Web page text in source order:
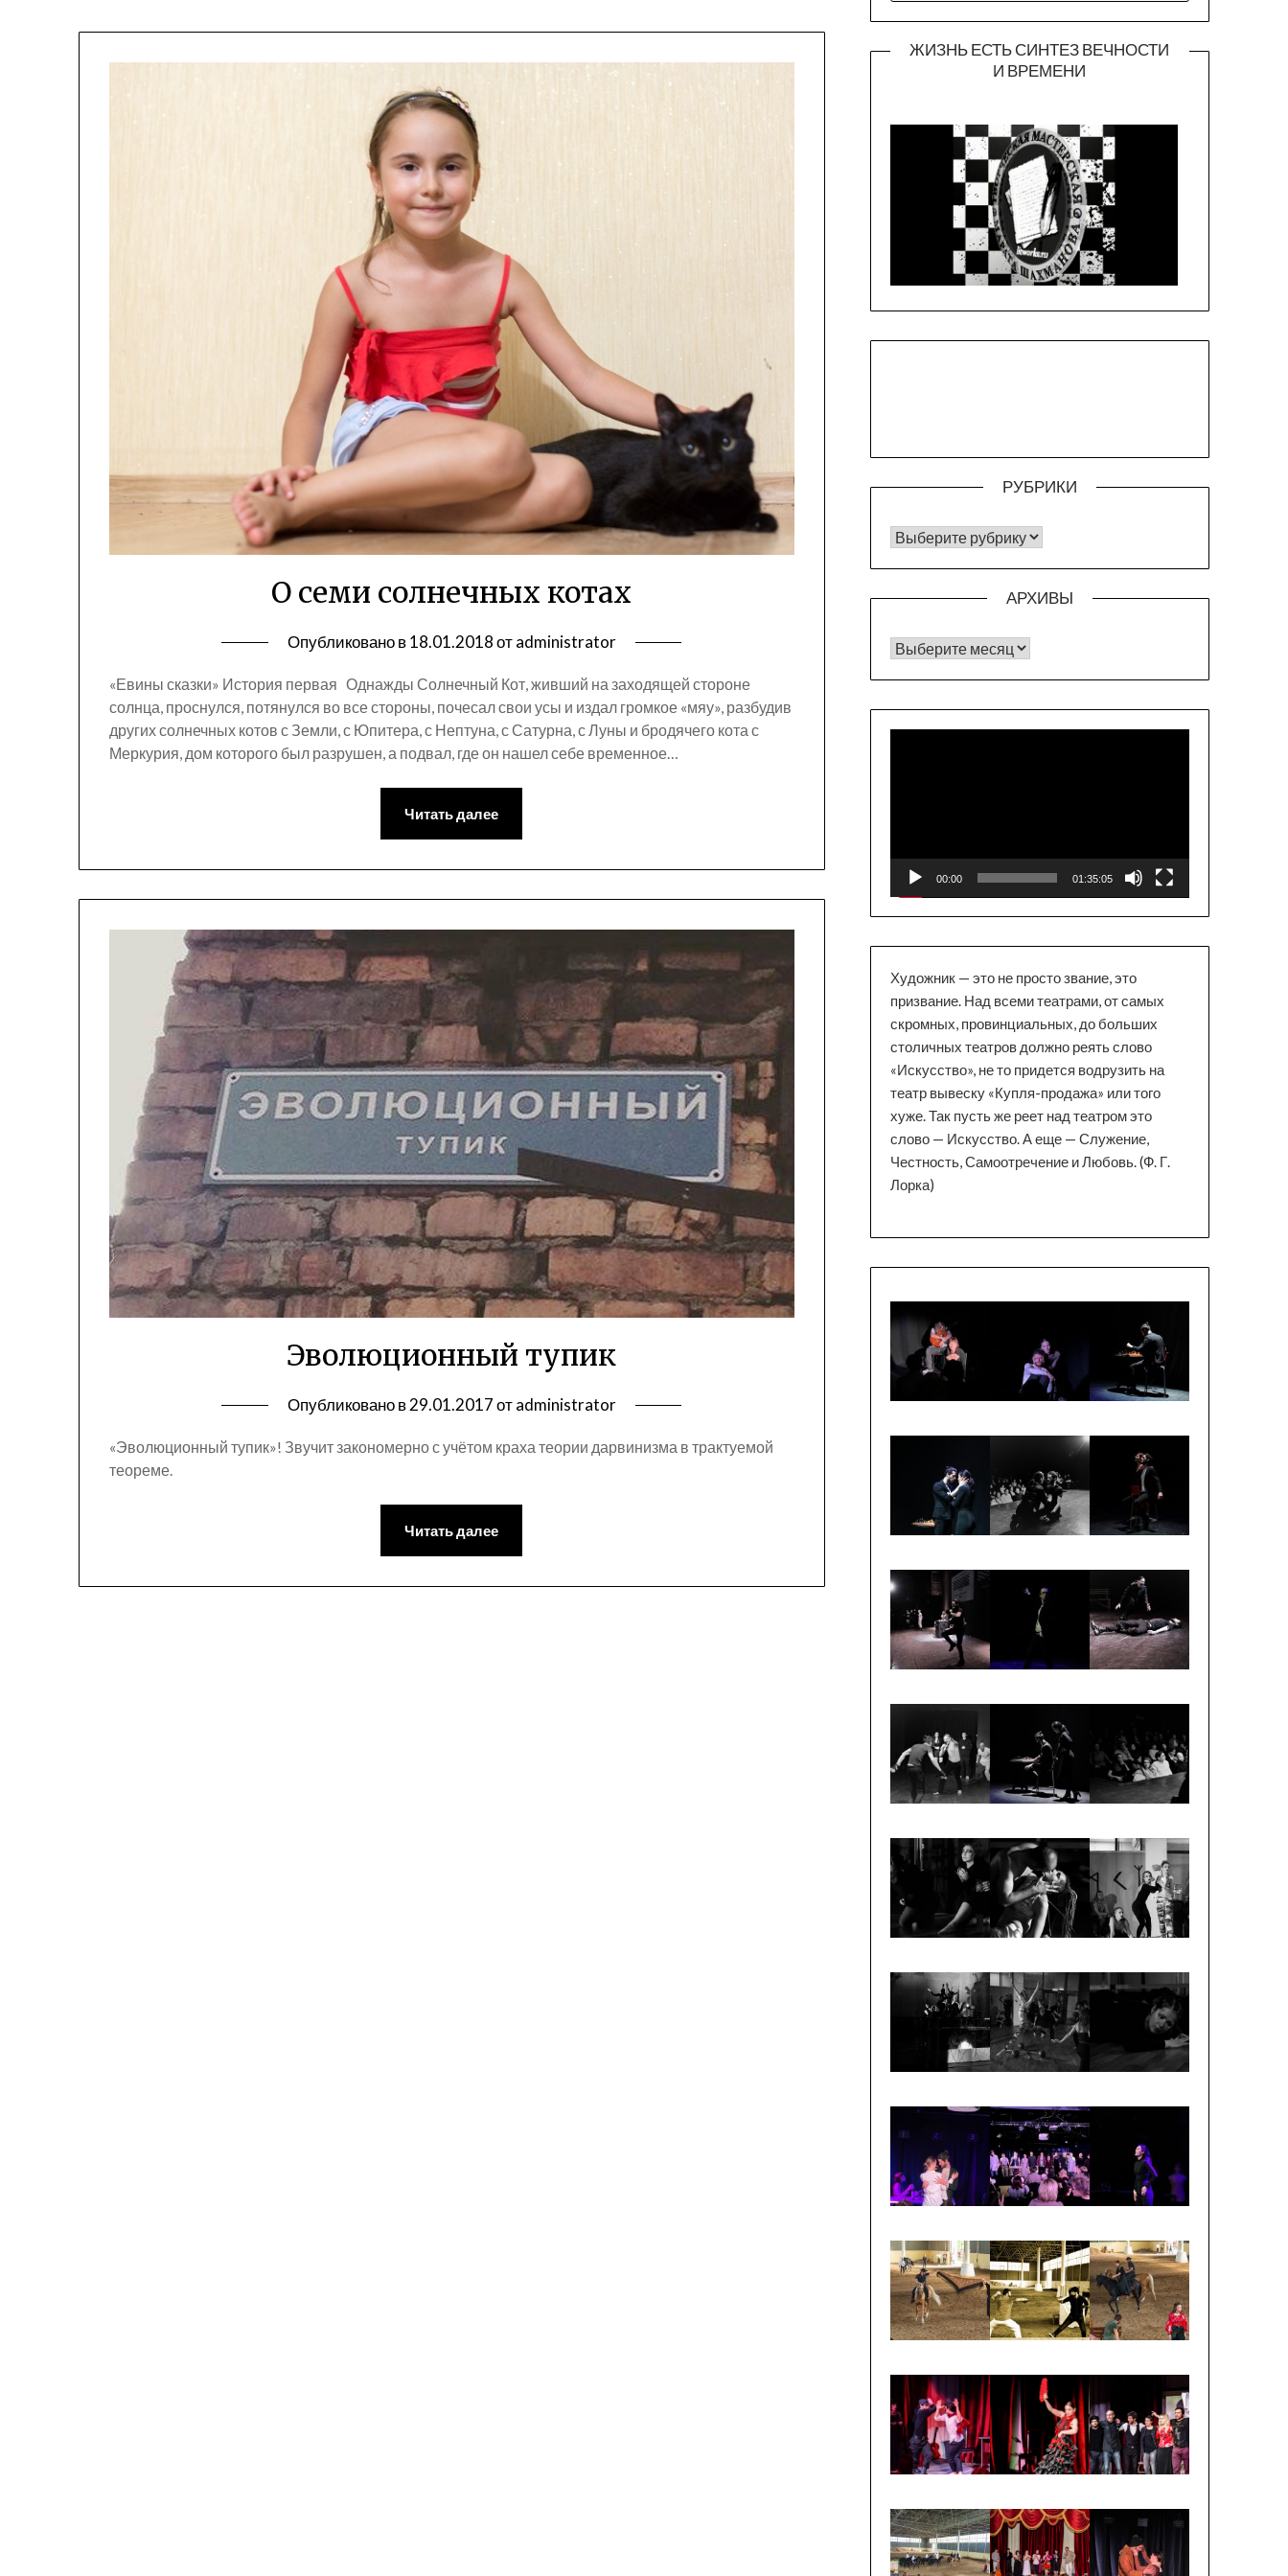
О семи солнечных котах
Опубликовано в18.01.2018отadministrator
«Евины сказки» История первая Однажды Солнечный Кот, живший на заходящей стороне
солнца, проснулся, потянулся во все стороны, почесал свои усы и издал громкое «мяу», разбудив
других солнечных котов с Земли, с Юпитера, с Нептуна, с Сатурна, с Луны и бродячего кота с
Меркурия, дом которого был разрушен, а подвал, где он нашел себе временное…
Читать далее
Эволюционный тупик
Опубликовано в29.01.2017отadministrator
«Эволюционный тупик»! Звучит закономерно с учётом краха теории дарвинизма в трактуемой
теореме.
Читать далее
ЖИЗНЬ ЕСТЬ СИНТЕЗ ВЕЧНОСТИ
И ВРЕМЕНИ
РУБРИКИ
РУБРИКИ
АРХИВЫ
Архивы
00:00 01:35:05
Художник — это не просто звание, это
призвание. Над всеми театрами, от самых
скромных, провинциальных, до больших
столичных театров должно реять слово
«Искусство», не то придется водрузить на
театр вывеску «Купля-продажа» или того
хуже. Так пусть же реет над театром это
слово — Искусство. А еще — Служение,
Честность, Самоотречение и Любовь. (Ф. Г.
Лорка)